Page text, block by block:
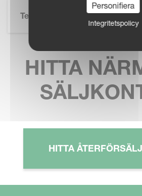
Teknisk Specifikation
HITTA
HITTA
Personifiera
Integritetspolicy